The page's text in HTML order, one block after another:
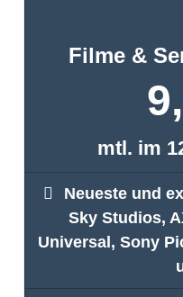
Filme &
mtl. im
Neueste und
Sky Studios,
Universal, Sony